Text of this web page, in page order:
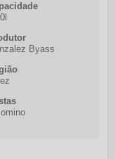
Byass